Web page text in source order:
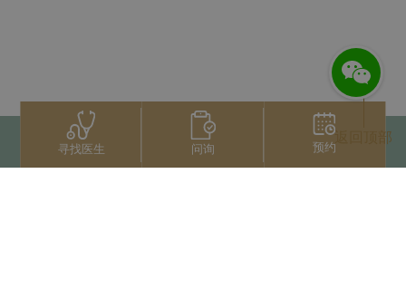
寻找医生 问询 预约
返回顶部